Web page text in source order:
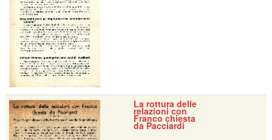
La rottura delle
relazioni con
Franco chiesta
da Pacciardi